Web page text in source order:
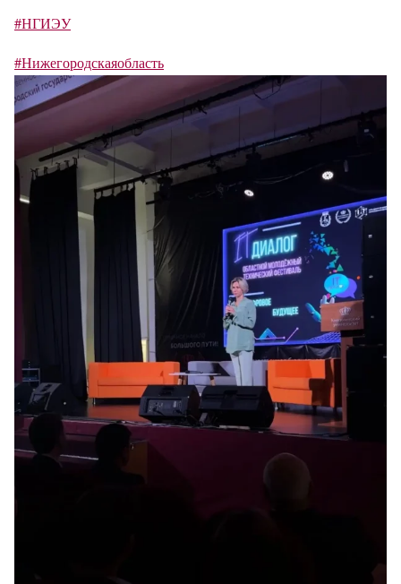
#НГИЭУ
#Нижегородскаяобласть